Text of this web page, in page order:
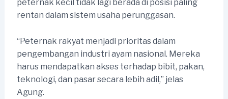
peternak kecil tidak lagi berada di posisi paling
rentan dalam sistem usaha perunggasan.
“Peternak rakyat menjadi prioritas dalam
pengembangan industri ayam nasional. Mereka
harus mendapatkan akses terhadap bibit, pakan,
teknologi, dan pasar secara lebih adil,” jelas
Agung.